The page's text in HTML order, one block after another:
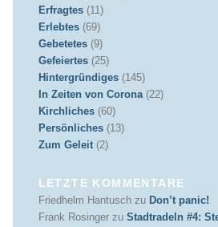
Erfragtes(11)
Erlebtes(69)
Gebetetes(9)
Gefeiertes(25)
Hintergründiges(145)
In Zeiten von Corona(22)
Kirchliches(60)
Persönliches(13)
Zum Geleit(2)
LETZTE KOMMENTARE
Friedhelm Hantuschzu Don’t panic!
Frank Rosingerzu Stadtradeln #4: